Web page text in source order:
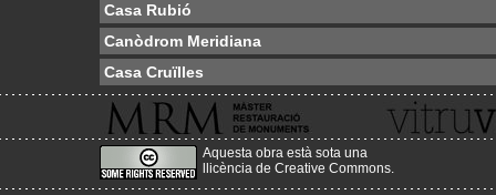
Casa Rubió
Canòdrom Meridiana
Casa Cruïlles
Aquesta obra està sota una
llicència de Creative Commons.